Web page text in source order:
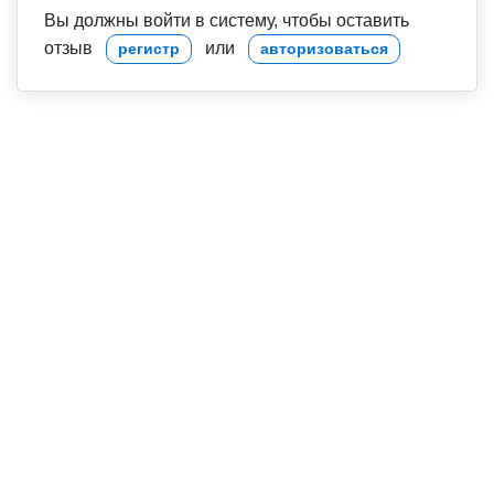
Вы должны войти в систему, чтобы оставить
отзыв
регистр или авторизоваться